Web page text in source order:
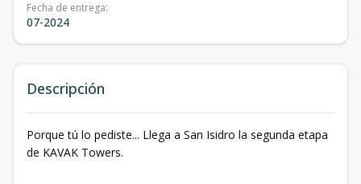
Fecha de entrega:
07-2024
Descripción
Porque tú lo pediste... Llega a San Isidro la segunda etapa
de KAVAK Towers.